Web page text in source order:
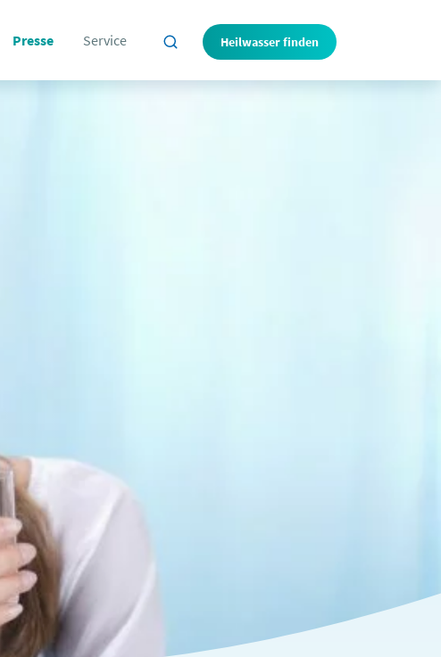
Presse Service Heilwasser finden